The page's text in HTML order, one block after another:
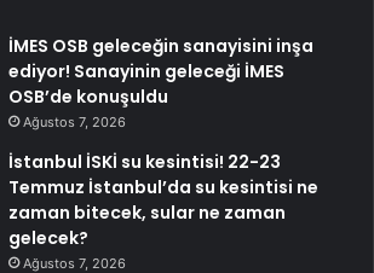
İMES OSB geleceğin sanayisini inşa
ediyor! Sanayinin geleceği İMES
OSB’de konuşuldu
Ağustos 7, 2026
İstanbul İSKİ su kesintisi! 22-23
Temmuz İstanbul’da su kesintisi ne
zaman bitecek, sular ne zaman
gelecek?
Ağustos 7, 2026